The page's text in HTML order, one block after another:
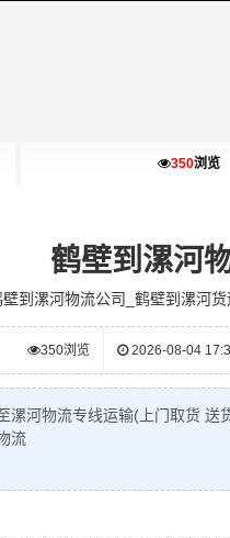
350浏览
鹤壁到漯河
壁到漯河物流公司_鹤壁到漯河
350浏览 2026-08-04
漯河物流专线运输(上门取货 送
流